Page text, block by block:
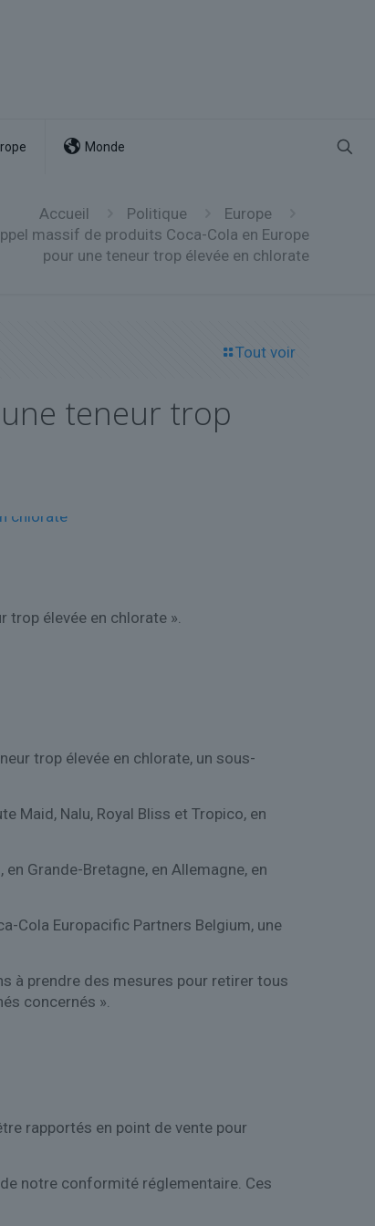
Monde
Accueil Politique
Europe
massif de produits Coca-Cola en Europe
pour une teneur trop élevée en chlorate
Tout voir
teneur trop
trop élevée en chlorate ».
trop élevée en chlorate, un sous-
Maid, Nalu, Royal Bliss et Tropico, en
Grande-Bretagne, en Allemagne, en
Cola Europacific Partners Belgium, une
à prendre des mesures pour retirer tous
concernés ».
rapportés en point de vente pour
notre conformité réglementaire. Ces